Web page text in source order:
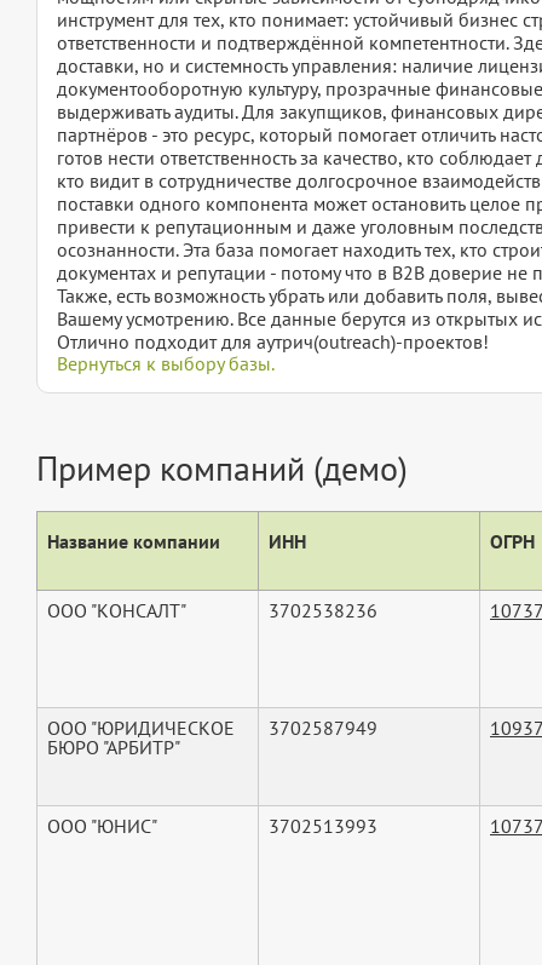
инструмент для тех, кто понимает: устойчивый бизнес
ответственности и подтверждённой компетентности.
доставки, но и системность управления: наличие
документооборотную культуру, прозрачные
выдерживать аудиты. Для закупщиков, финансовых
партнёров - это ресурс, который помогает отличить
готов нести ответственность за качество, кто
кто видит в сотрудничестве долгосрочное
поставки одного компонента может остановить целое
привести к репутационным и даже уголовным
осознанности. Эта база помогает находить тех, кто
документах и репутации - потому что в B2B доверие не
Также, есть возможность убрать или добавить поля,
Вашему усмотрению. Все данные берутся из открытых
Отлично подходит для аутрич(outreach)-проектов!
Вернуться к выбору базы.
Пример компаний (демо)
Название компании ИНН ОГРН
ООО "КОНСАЛТ" 3702538236
ООО "ЮРИДИЧЕСКОЕ
БЮРО "АРБИТР"
3702587949
ООО "ЮНИС" 3702513993